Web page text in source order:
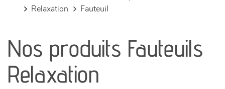
séjours
meubles de complément
relaxation
fauteuil
Nos produits Fauteuils
Relaxation